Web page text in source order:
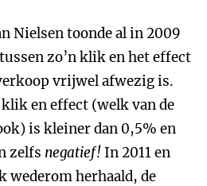
Nielsen toonde al in 2009
zo’n klik en het effect
vrijwel afwezig is.
en effect (welk van de
is kleiner dan 0,5% en
zelfs negatief! In 2011 en
wederom herhaald, de